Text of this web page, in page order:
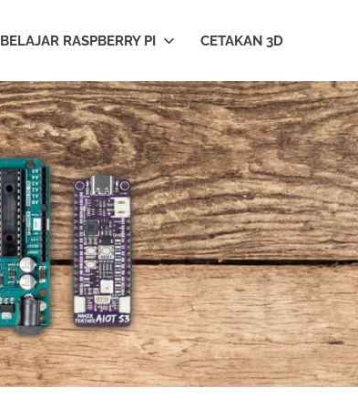
BELAJAR RASPBERRY PI CETAKAN 3D